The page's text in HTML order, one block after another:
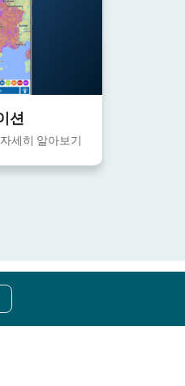
션
세히 알아보기